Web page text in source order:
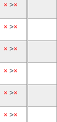
× >×
× >×
× >×
× >×
× >×
× >×